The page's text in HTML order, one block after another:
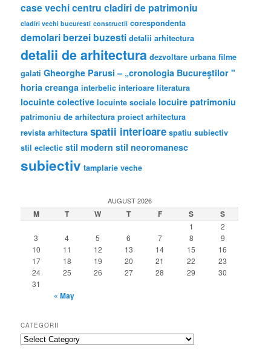
case vechicentru cladiri de patrimoniu
cladiri vechi bucuresti constructii corespondenta
demolari berzei buzesti detalii arhitectura
detalii de arhitectura dezvoltare urbana filme
galati Gheorghe Parusi – „cronologia Bucureştilor "
horia creanga interbelic interioare literatura
locuinte colective locuinte sociale locuire patrimoniu
patrimoniu de arhitectura proiect arhitectura
revista arhitectura spatii interioare spatiu subiectiv
stil eclectic stil modern stil neoromanesc
subiectiv tamplarie veche
AUGUST 2026
M T W T F S S
1
2
3
4 5 6 7 8
9
10
11 12 13 14 15
16
17
18 19 20 21 22
23
24
25 26 27 28 29
30
31
« May
CATEGORII
categorii